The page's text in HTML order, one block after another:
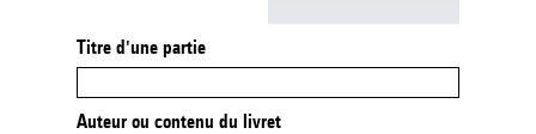
Titre d'une partie
Auteur ou contenu du livret